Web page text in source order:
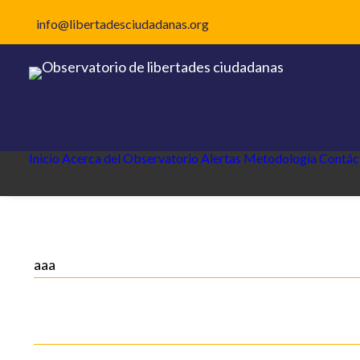
info@libertadesciudadanas.org
Inicio Acerca del Observatorio Alertas Metodología
aaa